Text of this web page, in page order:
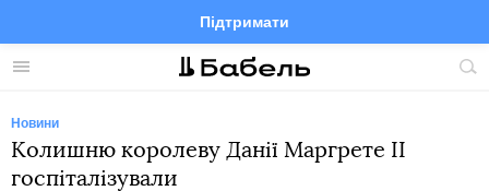
Меню
Підтримати
FacebookTelegramTwitter
Новини
Колишню королеву Данії Маргрете II
госпіталізували